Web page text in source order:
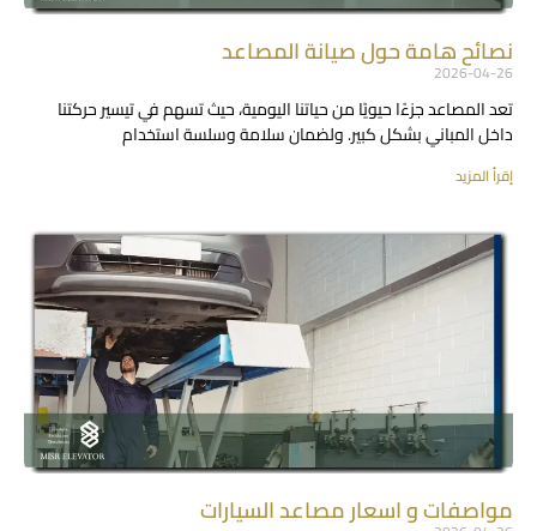
نصائح هامة حول صيانة المصاعد
2026-04-26
تعد المصاعد جزءًا حيويًا من حياتنا اليومية، حيث تسهم في تيسير حركتنا
داخل المباني بشكل كبير. ولضمان سلامة وسلسة استخدام
إقرأ المزيد
مواصفات و اسعار مصاعد السيارات